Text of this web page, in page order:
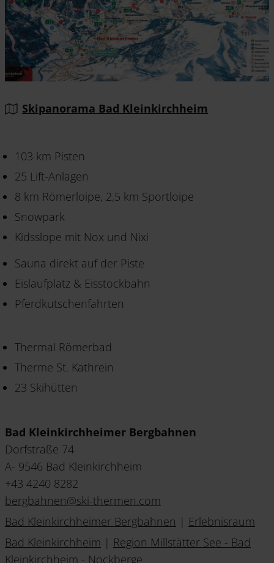
Skipanorama Bad Kleinkirchheim
103 km Pisten
25 Lift-Anlagen
8 km Römerloipe, 2,5 km Sportloipe
Snowpark
Kidsslope mit Nox und Nixi
Sauna direkt auf der Piste
Eislaufplatz & Eisstockbahn
Pferdkutschenfahrten
Thermal Römerbad
Therme St. Kathrein
23 Skihütten
Bad Kleinkirchheimer Bergbahnen
Dorfstraße 74
A- 9546 Bad Kleinkirchheim
+43 4240 8282
bergbahnen@ski-thermen.com
Bad Kleinkirchheimer Bergbahnen | Erlebnisraum
Bad Kleinkirchheim | Region Millstätter See - Bad
Kleinkirchheim - Nockberge